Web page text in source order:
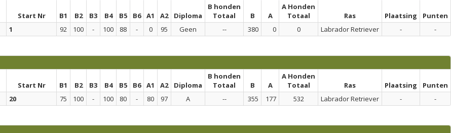
Start Nr B1 B2 B3 B4 B5 B6 A1 A2 Diploma
B honden
Totaal
B A
A Honden
Totaal
Ras Plaatsing
Punten
1 92 100 - 100 88 - 0 95 Geen -- 380 0 0 Labrador Retriever - -
Start Nr B1 B2 B3 B4 B5 B6 A1 A2 Diploma
B honden
Totaal
B A
A Honden
Totaal
Ras Plaatsing
Punten
20 75 100 - 100 80 - 80 97 A -- 355 177 532 Labrador Retriever - -